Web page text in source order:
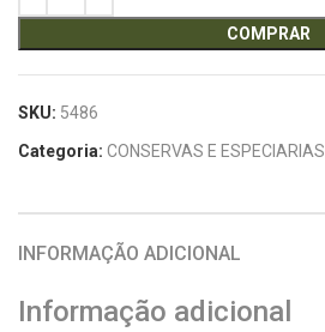
COMPRAR
SKU: 5486
Categoria: CONSERVAS E ESPECIARIAS
INFORMAÇÃO ADICIONAL
Informação adicional